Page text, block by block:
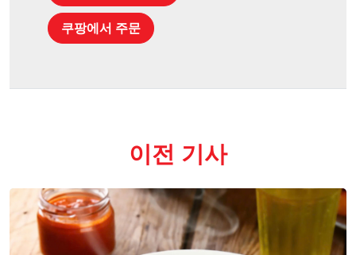
쿠팡에서 주문
이전 기사